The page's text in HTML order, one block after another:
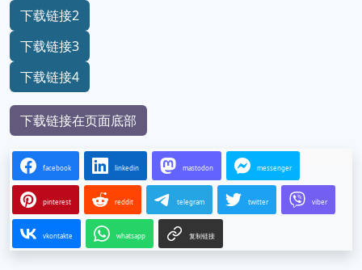
下载链接2
下载链接3
下载链接4
下载链接在页面底部
facebook linkedin mastodon messenger
pinterest reddit telegram twitter viber
vkontakte whatsapp 复制链接